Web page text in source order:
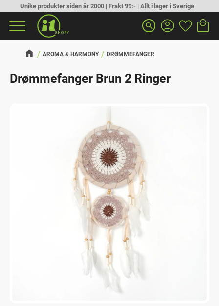
Meny
Unike produkter siden år 2000 | Frakt 99:- | Allt i lager i Sverige
search
AROMA & HARMONY DRØMMEFANGER
Drømmefanger Brun 2 Ringer